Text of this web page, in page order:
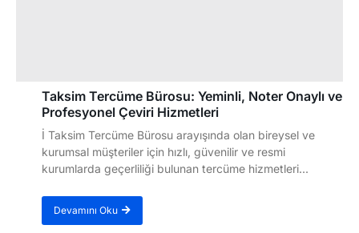
Taksim Tercüme Bürosu: Yeminli, Noter Onaylı ve
Profesyonel Çeviri Hizmetleri
İ Taksim Tercüme Bürosu arayışında olan bireysel ve
kurumsal müşteriler için hızlı, güvenilir ve resmi
kurumlarda geçerliliği bulunan tercüme hizmetleri...
Devamını Oku